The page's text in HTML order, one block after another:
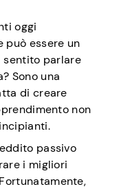
oggi
può essere un
sentito parlare
Sono una
di creare
non
passivo
i migliori